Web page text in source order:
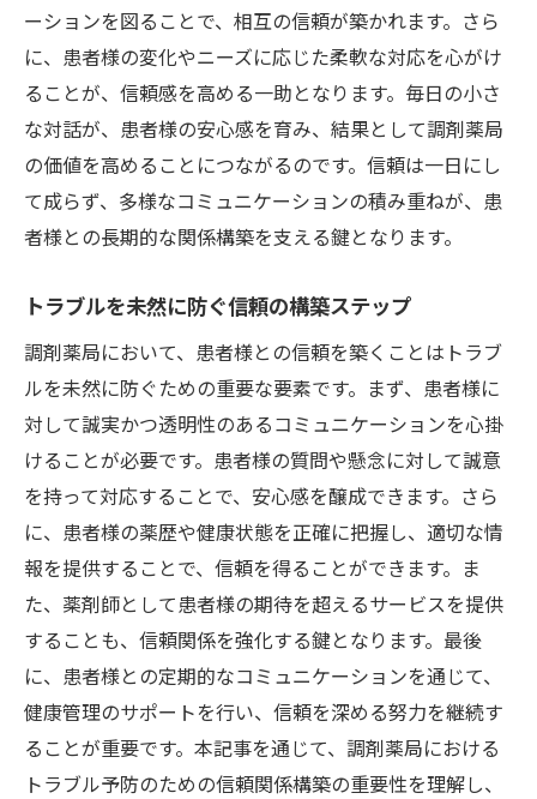
ーションを図ることで、相互の信頼が築かれます。さら
に、患者様の変化やニーズに応じた柔軟な対応を心がけ
ることが、信頼感を高める一助となります。毎日の小さ
な対話が、患者様の安心感を育み、結果として調剤薬局
の価値を高めることにつながるのです。信頼は一日にし
て成らず、多様なコミュニケーションの積み重ねが、患
者様との長期的な関係構築を支える鍵となります。
トラブルを未然に防ぐ信頼の構築ステップ
調剤薬局において、患者様との信頼を築くことはトラブ
ルを未然に防ぐための重要な要素です。まず、患者様に
対して誠実かつ透明性のあるコミュニケーションを心掛
けることが必要です。患者様の質問や懸念に対して誠意
を持って対応することで、安心感を醸成できます。さら
に、患者様の薬歴や健康状態を正確に把握し、適切な情
報を提供することで、信頼を得ることができます。ま
た、薬剤師として患者様の期待を超えるサービスを提供
することも、信頼関係を強化する鍵となります。最後
に、患者様との定期的なコミュニケーションを通じて、
健康管理のサポートを行い、信頼を深める努力を継続す
ることが重要です。本記事を通じて、調剤薬局における
トラブル予防のための信頼関係構築の重要性を理解し、